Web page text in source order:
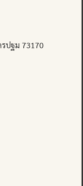
ปฐม 73170